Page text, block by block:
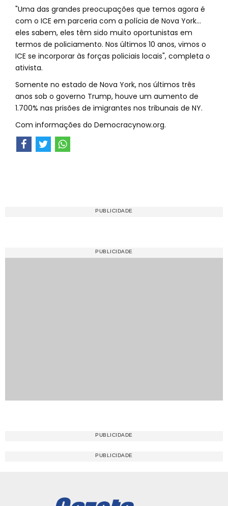
"Uma das grandes preocupações que temos agora é
com o ICE em parceria com a polícia de Nova York...
eles sabem, eles têm sido muito oportunistas em
termos de policiamento. Nos últimos 10 anos, vimos o
ICE se incorporar às forças policiais locais", completa o
ativista.
Somente no estado de Nova York, nos últimos três
anos sob o governo Trump, houve um aumento de
1.700% nas prisões de imigrantes nos tribunais de NY.
Com informações do Democracynow.org.